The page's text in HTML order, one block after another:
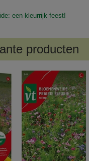
een kleurrijk feest!
producten